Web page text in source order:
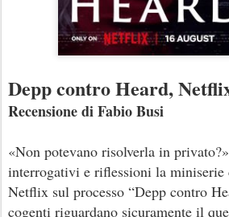
Depp contro Heard,
Recensione di Fabio Busi
«Non potevano risolverla in
interrogativi e riflessioni la miniserie
Netflix sul processo “Depp contro
cogenti riguardano sicuramente il